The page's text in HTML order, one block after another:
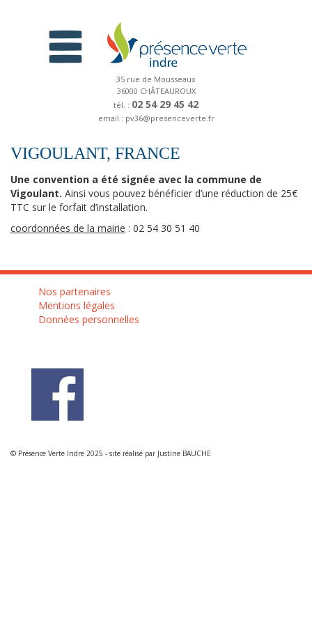
35 rue de Mousseaux
36000 CHÂTEAUROUX
tél. : 02 54 29 45 42
email : pv36@presenceverte.fr
VIGOULANT, FRANCE
Une convention a été signée avec la commune de
Vigoulant. Ainsi vous pouvez bénéficier d’une réduction de 25€
TTC sur le forfait d’installation.
coordonnées de la mairie : 02 54 30 51 40
Nos partenaires
Mentions légales
Données personnelles
© Présence Verte Indre 2025 - site réalisé par Justine BAUCHE